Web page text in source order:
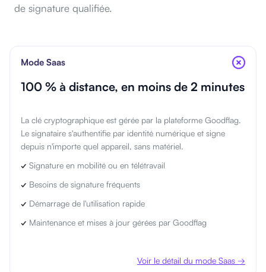
de signature qualifiée.
Mode Saas
100 % à distance, en moins de 2 minutes
La clé cryptographique est gérée par la plateforme Goodflag.
Le signataire s'authentifie par identité numérique et signe
depuis n'importe quel appareil, sans matériel.
✓ Signature en mobilité ou en télétravail
✓ Besoins de signature fréquents
✓ Démarrage de l'utilisation rapide
✓ Maintenance et mises à jour gérées par Goodflag
Voir le détail du mode Saas →